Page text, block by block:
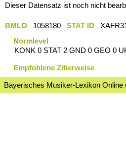
Dieser Datensatz ist noch nicht
BMLO 1058180 STAT ID
Normlevel
KONK 0 STAT 2 GND 0 GEO 0
Empfohlene Zitierweise
Bayerisches Musiker-Lexikon Online